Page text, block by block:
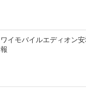
ワイモバイルエディオン
報